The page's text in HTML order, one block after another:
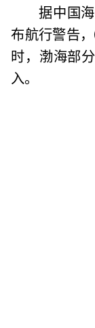
据中国
布航行警告
时，渤海部
入。